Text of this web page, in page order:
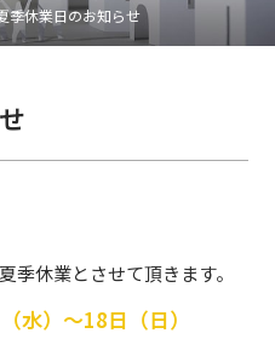
季休業日のお知らせ
季休業とさせて頂きます。
）～18日（日）